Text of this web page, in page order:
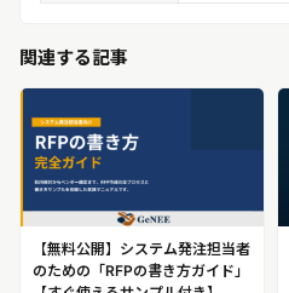
関連する記事
【無料公開】システム発注担当者
のための「RFPの書き方ガイド」